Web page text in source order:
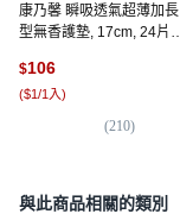
康乃馨 瞬吸透氣超薄加長
型無香護墊, 17cm, 24片, 6
$106
($1/1入)
(210)
與此商品相關的類別